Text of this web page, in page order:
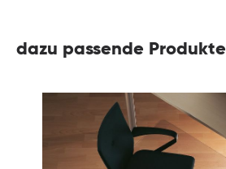
dazu passende Produkte